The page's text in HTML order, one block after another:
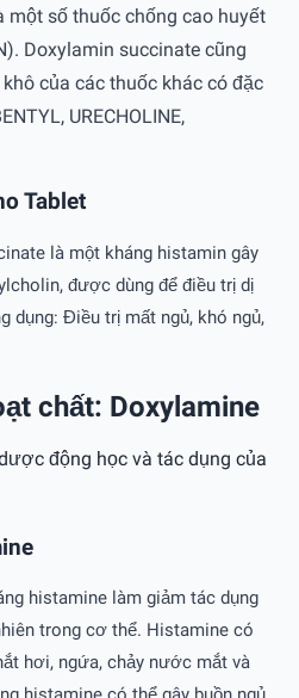
một số thuốc chống cao huyết
Doxylamin succinate cũng
của các thuốc khác có đặc
URECHOLINE,
Tablet
là một kháng histamin gây
được dùng để điều trị dị
dụng: Điều trị mất ngủ, khó ngủ,
chất: Doxylamine
động học và tác dụng của
histamine làm giảm tác dụng
trong cơ thể. Histamine có
hơi, ngứa, chảy nước mắt và